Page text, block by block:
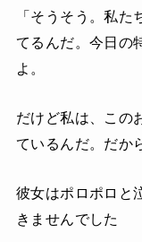
「そうそう。私
てるんだ。今日の
よ。
だけど私は、この
ているんだ。だか
彼女はポロポロと
きませんでした